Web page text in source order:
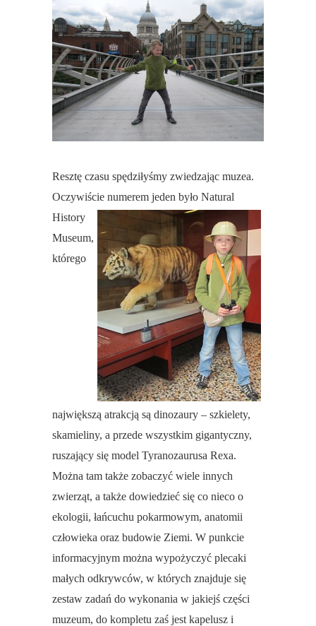
Resztę czasu spędziłyśmy zwiedzając muzea.
Oczywiście numerem jeden było Natural
History
Museum,
którego
największą atrakcją są dinozaury – szkielety,
skamieliny, a przede wszystkim gigantyczny,
ruszający się model Tyranozaurusa Rexa.
Można tam także zobaczyć wiele innych
zwierząt, a także dowiedzieć się co nieco o
ekologii, łańcuchu pokarmowym, anatomii
człowieka oraz budowie Ziemi. W punkcie
informacyjnym można wypożyczyć plecaki
małych odkrywców, w których znajduje się
zestaw zadań do wykonania w jakiejś części
muzeum, do kompletu zaś jest kapelusz i